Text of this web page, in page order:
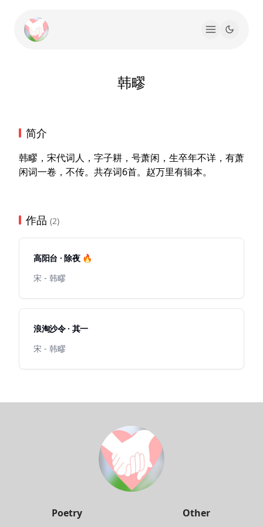
韩疁
简介
韩疁，宋代词人，字子耕，号萧闲，生卒年不详，有萧
闲词一卷，不传。共存词6首。赵万里有辑本。
作品 (2)
高阳台 · 除夜 🔥
宋 - 韩疁
浪淘沙令 · 其一
宋 - 韩疁
Poetry Other